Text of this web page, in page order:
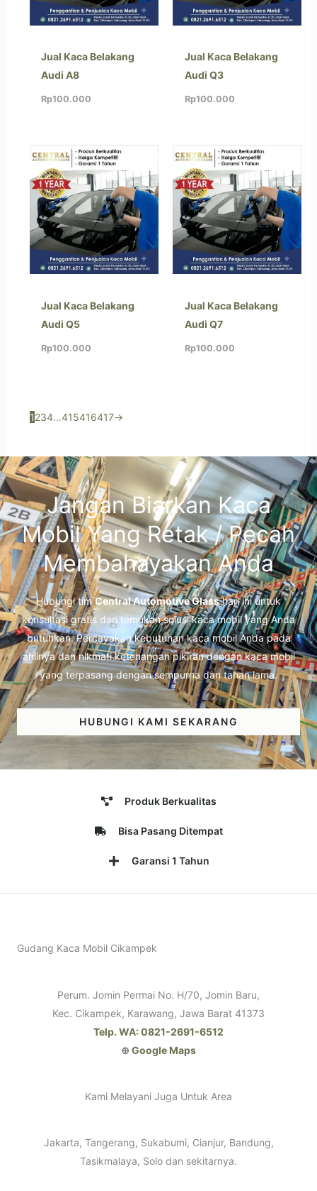
Jual Kaca Belakang
Audi A8
Rp100.000
Jual Kaca Belakang
Audi Q3
Rp100.000
Jual Kaca Belakang
Audi Q5
Rp100.000
Jual Kaca Belakang
Audi Q7
Rp100.000
1234…415416417→
Jangan Biarkan Kaca
Mobil Yang Retak / Pecah
Membahayakan Anda
Hubungi timCentral Automotive Glasshari ini untuk
konsultasi gratis dan temukan solusi kaca mobil yang Anda
butuhkan. Percayakan kebutuhan kaca mobil Anda pada
ahlinya dan nikmati ketenangan pikiran dengan kaca mobil
yang terpasang dengan sempurna dan tahan lama.
HUBUNGI KAMI SEKARANG
Produk Berkualitas
Bisa Pasang Ditempat
Garansi 1 Tahun
Gudang Kaca Mobil Cikampek
Perum. Jomin Permai No. H/70, Jomin Baru,
Kec. Cikampek, Karawang, Jawa Barat 41373
Telp. WA: 0821-2691-6512
⊕ Google Maps
Kami Melayani Juga Untuk Area
Jakarta, Tangerang, Sukabumi, Cianjur, Bandung,
Tasikmalaya, Solo dan sekitarnya.